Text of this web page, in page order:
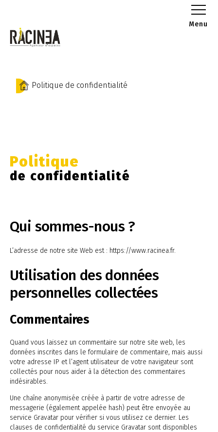
Politique de confidentialité
Politique
de confidentialité
Qui sommes-nous ?
L’adresse de notre site Web est : https://www.racinea.fr.
Utilisation des données
personnelles collectées
Commentaires
Quand vous laissez un commentaire sur notre site web, les
données inscrites dans le formulaire de commentaire, mais aussi
votre adresse IP et l’agent utilisateur de votre navigateur sont
collectés pour nous aider à la détection des commentaires
indésirables.
Une chaîne anonymisée créée à partir de votre adresse de
messagerie (également appelée hash) peut être envoyée au
service Gravatar pour vérifier si vous utilisez ce dernier. Les
clauses de confidentialité du service Gravatar sont disponibles
Menu